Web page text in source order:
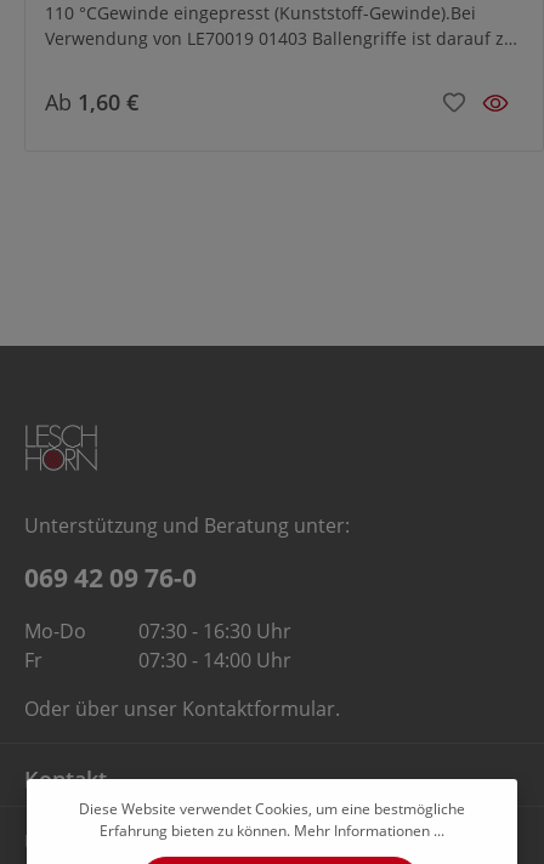
110 °CGewinde eingepresst (Kunststoff-Gewinde).Bei
Verwendung von LE70019 01403 Ballengriffe ist darauf zu
Ansonsten besteht bei entsprechender Beanspruchung
Bruchgefahr des Duroplast-Kunststoffkörpers.
Ab 1,60 €
Unterstützung und Beratung unter:
069 42 09 76-0
Mo-Do
07:30 - 16:30 Uhr
Fr
07:30 - 14:00 Uhr
Oder über unser Kontaktformular.
Kontakt
Unternehmen
Diese Website verwendet Cookies, um eine bestmögliche
Erfahrung bieten zu können. Mehr Informationen ...